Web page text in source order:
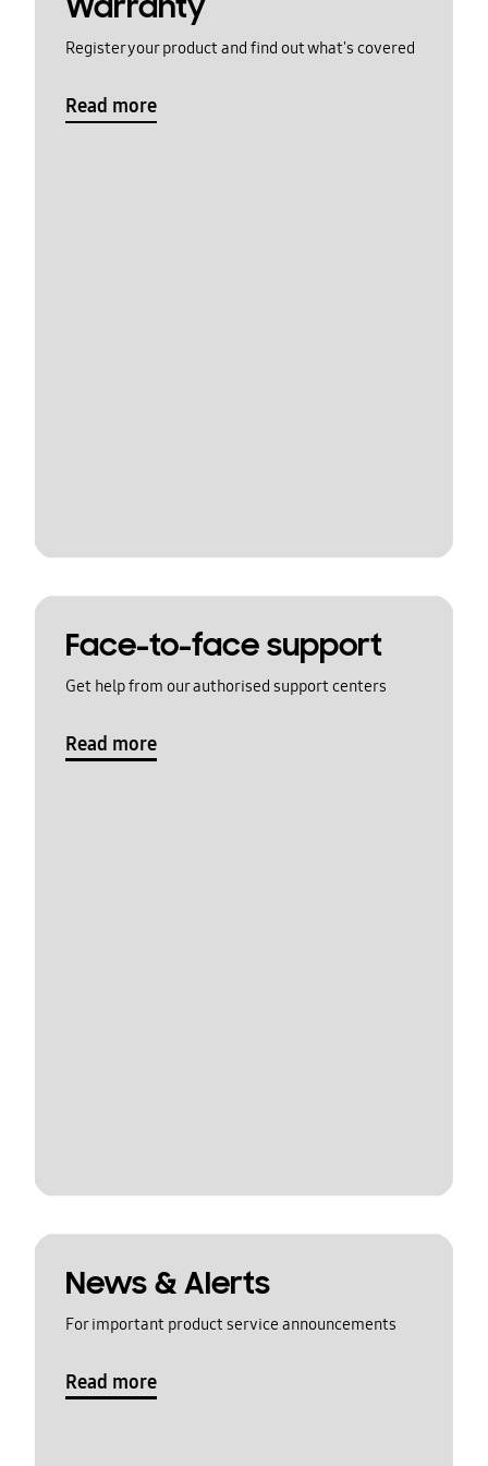
Register your product and find out what's covered
Read more
Face-to-face support
Get help from our authorised support centers
Read more
News & Alerts
For important product service announcements
Read more